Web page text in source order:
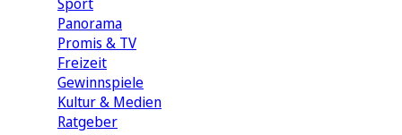
Panorama
Promis & TV
Freizeit
Gewinnspiele
Kultur & Medien
Ratgeber